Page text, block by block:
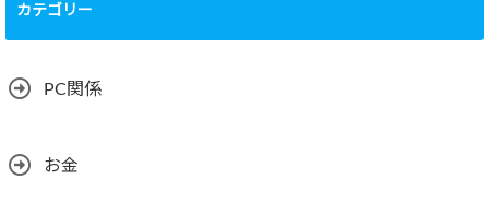
カテゴリー
PC関係
お金